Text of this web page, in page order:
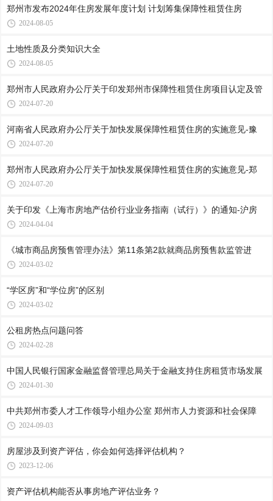
郑州市发布2024年住房发展年度计划 计划筹集保障性租赁住房
2024-08-05
土地性质及分类知识大全
2024-08-05
郑州市人民政府办公厅关于印发郑州市保障性租赁住房项目认定及管
2024-07-20
河南省人民政府办公厅关于加快发展保障性租赁住房的实施意见-豫
2024-07-20
郑州市人民政府办公厅关于加快发展保障性租赁住房的实施意见-郑
2024-07-20
关于印发《上海市房地产估价行业业务指南（试行）》的通知-沪房
2024-04-04
《城市商品房预售管理办法》第11条第2款就商品房预售款监管进
2024-03-02
“学区房”和“学位房”的区别
2024-03-02
公租房热点问题问答
2024-02-28
中国人民银行国家金融监督管理总局关于金融支持住房租赁市场发展
2024-01-30
中共郑州市委人才工作领导小组办公室 郑州市人力资源和社会保障
2024-09-03
房屋涉及到资产评估，你会如何选择评估机构？
2023-12-06
资产评估机构能否从事房地产评估业务？